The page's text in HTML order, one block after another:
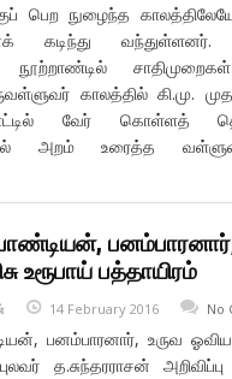
பெற நுழைந்த
கடிந்து வந்துள்ளனர்.
நூற்றாண்டில்
காலத்தில் கி.மு.
வேர் கொள்ளத்
அறம் உரைத்த
பாண்டியன்,
உரூபாய் பத்தாயிரம்
14 February 2016 No
பனம்பாரனார், உருவ
த.சுந்தரராசன்